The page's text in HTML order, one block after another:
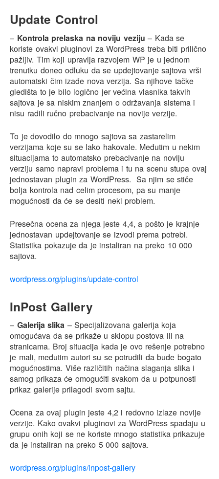
Update Control
– Kontrola prelaska na noviju veziju – Kada se
koriste ovakvi pluginovi za WordPress treba biti prilično
pažljiv. Tim koji upravlja razvojem WP je u jednom
trenutku doneo odluku da se updejtovanje sajtova vrši
automatski čim izađe nova verzija. Sa njihove tačke
gledišta to je bilo logično jer većina vlasnika takvih
sajtova je sa niskim znanjem o održavanja sistema i
nisu radili ručno prebacivanje na novije verzije.
To je dovodilo do mnogo sajtova sa zastarelim
verzijama koje su se lako hakovale. Međutim u nekim
situacijama to automatsko prebacivanje na noviju
verziju samo napravi problema i tu na scenu stupa ovaj
jednostavan plugin za WordPress. Sa njim se stiče
bolja kontrola nad celim procesom, pa su manje
mogućnosti da će se desiti neki problem.
Presečna ocena za njega jeste 4,4, a pošto je krajnje
jednostavan updejtovanje se izvodi prema potrebi.
Statistika pokazuje da je instaliran na preko 10 000
sajtova.
wordpress.org/plugins/update-control
InPost Gallery
– Galerija slika – Specijalizovana galerija koja
omogućava da se prikaže u sklopu postova ili na
stranicama. Broj situacija kada je ovo rešenje potrebno
je mali, međutim autori su se potrudili da bude bogato
mogućnostima. Više različitih načina slaganja slika i
samog prikaza će omogućiti svakom da u potpunosti
prikaz galerije prilagodi svom sajtu.
Ocena za ovaj plugin jeste 4,2 i redovno izlaze novije
verzije. Kako ovakvi pluginovi za WordPress spadaju u
grupu onih koji se ne koriste mnogo statistika prikazuje
da je instaliran na preko 5 000 sajtova.
wordpress.org/plugins/inpost-gallery